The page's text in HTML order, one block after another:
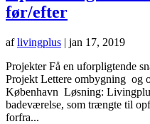
før/efter
aflivingplus | jan 17, 2019
Projekter Få en uforpligtende
Projekt Lettere ombygning og
København Løsning:
badeværelse, som trængte til
forfra...